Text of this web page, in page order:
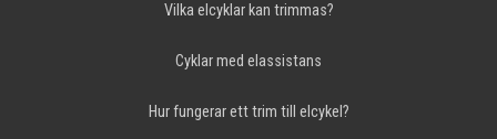
Vilka elcyklar kan trimmas?
Cyklar med elassistans
Hur fungerar ett trim till elcykel?